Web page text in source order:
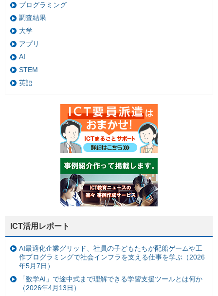
プログラミング
調査結果
大学
アプリ
AI
STEM
英語
ICT活用レポート
AI最適化企業グリッド、社員の子どもたちが配船ゲームや工
作プログラミングで社会インフラを支える仕事を学ぶ（2026
年5月7日）
「数学AI」で途中式まで理解できる学習支援ツールとは何か
（2026年4月13日）